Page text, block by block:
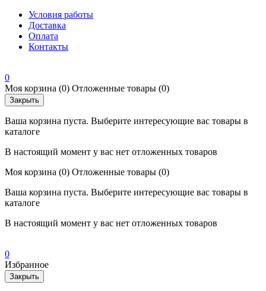
Условия работы
Доставка
Оплата
Контакты
0
Моя корзина (0) Отложенные товары (0)
Закрыть
Ваша корзина пуста. Выберите интересующие вас товары в
каталоге
В настоящий момент у вас нет отложенных товаров
Моя корзина (0) Отложенные товары (0)
Ваша корзина пуста. Выберите интересующие вас товары в
каталоге
В настоящий момент у вас нет отложенных товаров
0
Избранное
Закрыть